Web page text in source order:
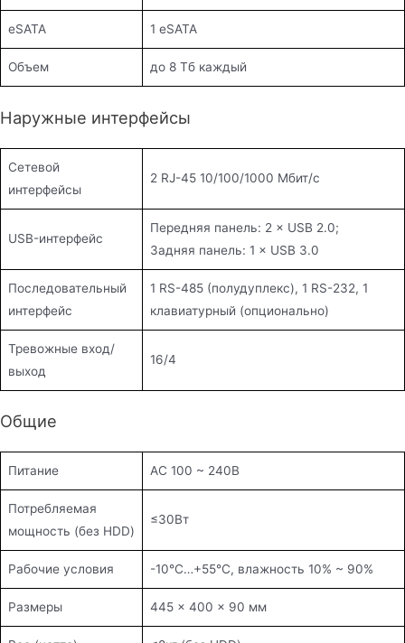
eSATA 1 eSATA
Объем до 8 Тб каждый
Наружные интерфейсы
Сетевой
интерфейсы
2 RJ-45 10/100/1000 Мбит/с
USB-интерфейс
Передняя панель: 2 × USB 2.0;
Задняя панель: 1 × USB 3.0
Последовательный
интерфейс
1 RS-485 (полудуплекс), 1 RS-232, 1
клавиатурный (опционально)
Тревожные вход/
выход
16/4
Общие
Питание AC 100 ~ 240В
Потребляемая
мощность (без HDD)
≤30Вт
Рабочие условия -10°C…+55°C, влажность 10% ~ 90%
Размеры 445 × 400 × 90 мм